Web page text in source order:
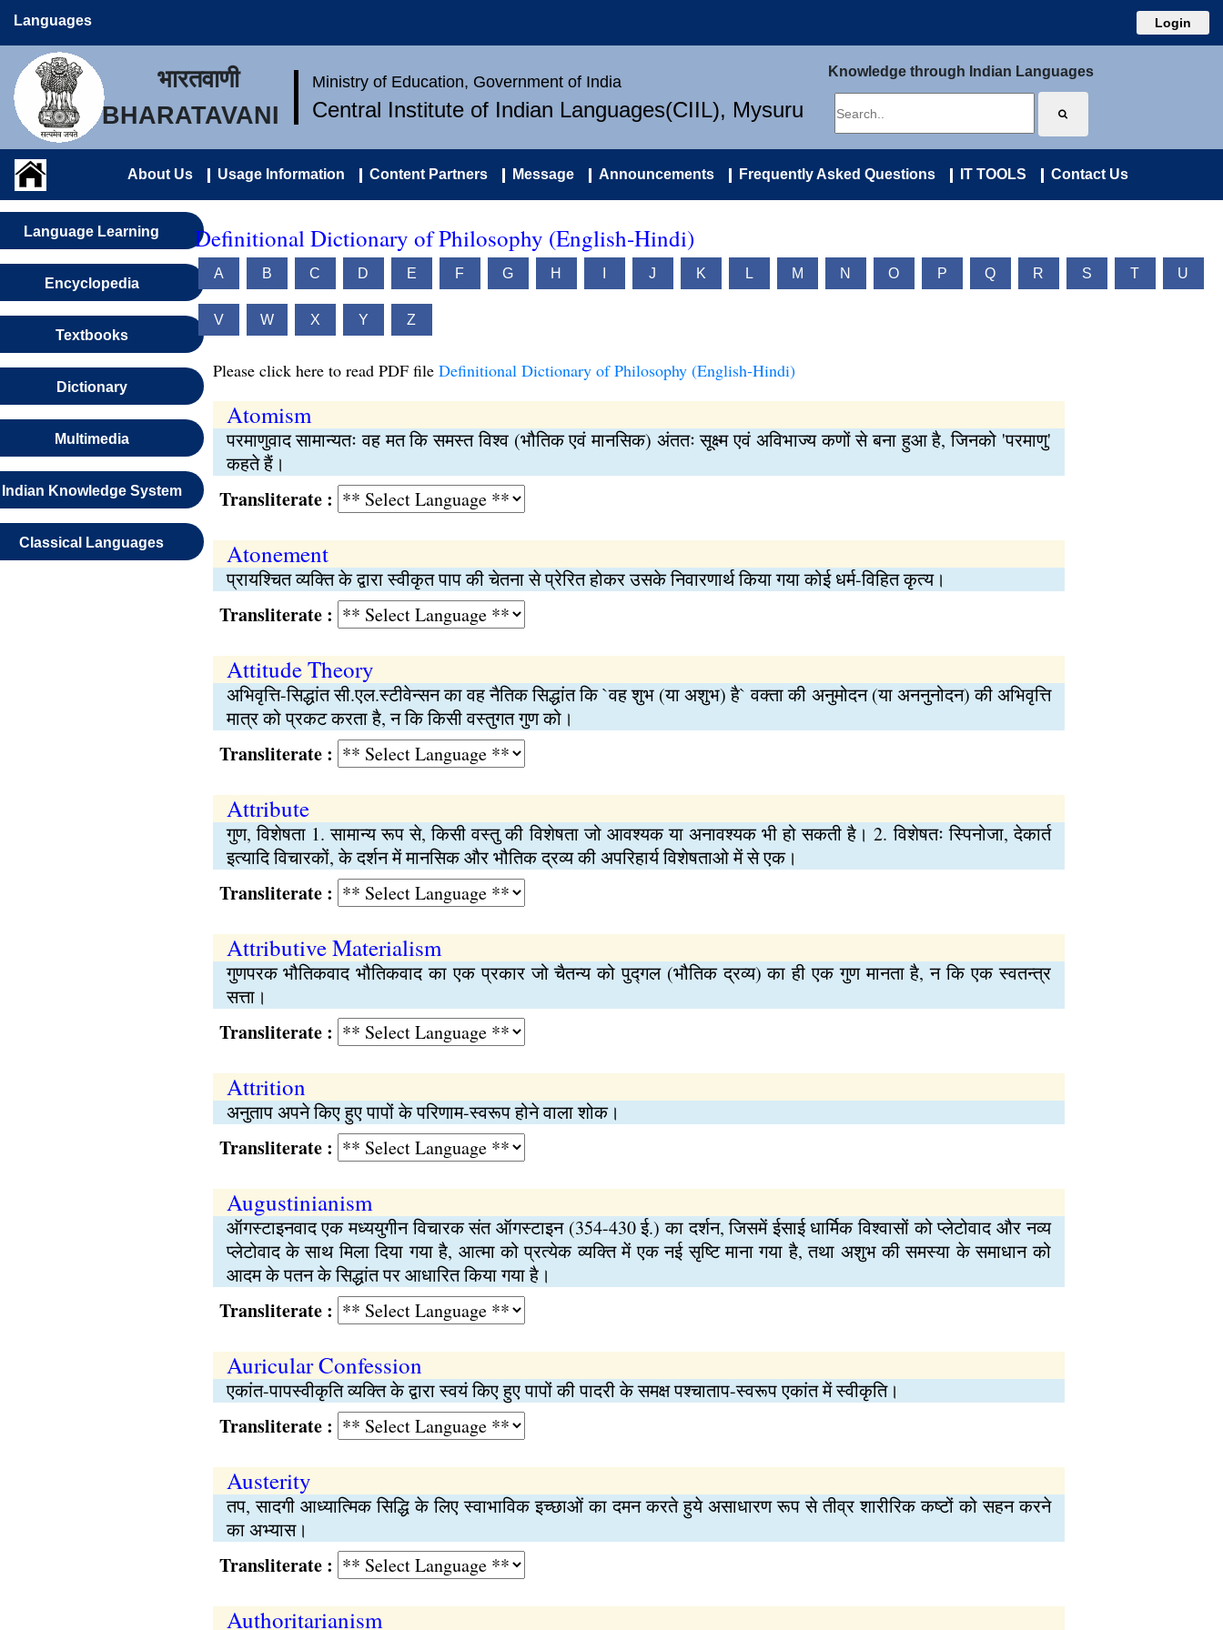
Languages Login
भारतवाणी
BHARATAVANI
Ministry of Education, Government of India
Central Institute of Indian Languages(CIIL), Mysuru
Knowledge through Indian Languages
About Us Usage Information Content Partners Message Announcements Frequently Asked Questions IT TOOLS Contact Us
Language Learning
Encyclopedia
Textbooks
Dictionary
Multimedia
Indian Knowledge System
Classical Languages
Definitional Dictionary of Philosophy (English-Hindi)
A B C D E F G H J K L M N O P Q R S T U
V W X Y Z
Please click here to read PDF file Definitional Dictionary of Philosophy (English-Hindi)
Atomism
परमाणुवाद सामान्यतः वह मत कि समस्त विश्व (भौतिक एवं मानसिक) अंततः सूक्ष्म एवं अविभाज्य कणों से बना हुआ है, जिनको 'परमाणु'
कहते हैं।
Transliterate :
Atonement
प्रायश्चित व्यक्ति के द्वारा स्वीकृत पाप की चेतना से प्रेरित होकर उसके निवारणार्थ किया गया कोई धर्म-विहित कृत्य।
Transliterate :
Attitude Theory
अभिवृत्ति-सिद्धांत सी.एल.स्टीवेन्सन का वह नैतिक सिद्धांत कि `वह शुभ (या अशुभ) है` वक्ता की अनुमोदन (या अननुनोदन) की अभिवृत्ति
मात्र को प्रकट करता है, न कि किसी वस्तुगत गुण को।
Transliterate :
Attribute
गुण, विशेषता 1. सामान्य रूप से, किसी वस्तु की विशेषता जो आवश्यक या अनावश्यक भी हो सकती है। 2. विशेषतः स्पिनोजा, देकार्त
इत्यादि विचारकों, के दर्शन में मानसिक और भौतिक द्रव्य की अपरिहार्य विशेषताओ में से एक।
Transliterate :
Attributive Materialism
गुणपरक भौतिकवाद भौतिकवाद का एक प्रकार जो चैतन्य को पुद्गल (भौतिक द्रव्य) का ही एक गुण मानता है, न कि एक स्वतन्त्र
सत्ता।
Transliterate :
Attrition
अनुताप अपने किए हुए पापों के परिणाम-स्वरूप होने वाला शोक।
Transliterate :
Augustinianism
ऑगस्टाइनवाद एक मध्ययुगीन विचारक संत ऑगस्टाइन (354-430 ई.) का दर्शन, जिसमें ईसाई धार्मिक विश्वासों को प्लेटोवाद और नव्य
प्लेटोवाद के साथ मिला दिया गया है, आत्मा को प्रत्येक व्यक्ति में एक नई सृष्टि माना गया है, तथा अशुभ की समस्या के समाधान को
आदम के पतन के सिद्धांत पर आधारित किया गया है।
Transliterate :
Auricular Confession
एकांत-पापस्वीकृति व्यक्ति के द्वारा स्वयं किए हुए पापों की पादरी के समक्ष पश्चाताप-स्वरूप एकांत में स्वीकृति।
Transliterate :
Austerity
तप, सादगी आध्यात्मिक सिद्धि के लिए स्वाभाविक इच्छाओं का दमन करते हुये असाधारण रूप से तीव्र शारीरिक कष्टों को सहन करने
का अभ्यास।
Transliterate :
Authoritarianism